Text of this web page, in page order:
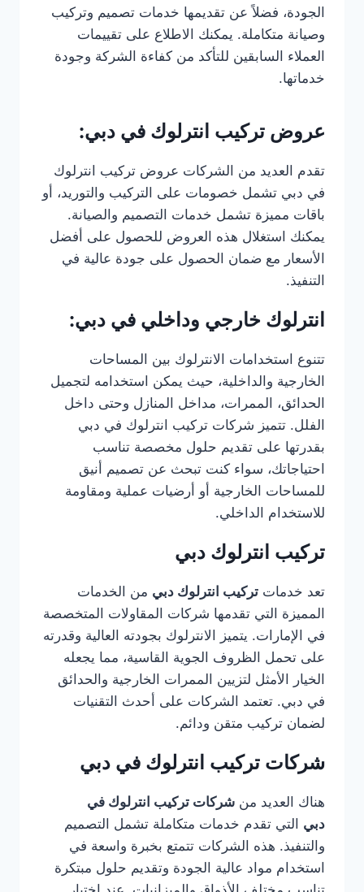
الجودة، فضلاً عن تقديمها خدمات تصميم وتركيب
وصيانة متكاملة. يمكنك الاطلاع على تقييمات
العملاء السابقين للتأكد من كفاءة الشركة وجودة
خدماتها.
عروض تركيب انترلوك في دبي:
تقدم العديد من الشركات عروض تركيب انترلوك
في دبي تشمل خصومات على التركيب والتوريد، أو
باقات مميزة تشمل خدمات التصميم والصيانة.
يمكنك استغلال هذه العروض للحصول على أفضل
الأسعار مع ضمان الحصول على جودة عالية في
التنفيذ.
انترلوك خارجي وداخلي في دبي:
تتنوع استخدامات الانترلوك بين المساحات
الخارجية والداخلية، حيث يمكن استخدامه لتجميل
الحدائق، الممرات، مداخل المنازل وحتى داخل
الفلل. تتميز شركات تركيب انترلوك في دبي
بقدرتها على تقديم حلول مخصصة تناسب
احتياجاتك، سواء كنت تبحث عن تصميم أنيق
للمساحات الخارجية أو أرضيات عملية ومقاومة
للاستخدام الداخلي.
تركيب انترلوك دبي
تعد خدمات تركيب انترلوك دبي من الخدمات
المميزة التي تقدمها شركات المقاولات المتخصصة
في الإمارات. يتميز الانترلوك بجودته العالية وقدرته
على تحمل الظروف الجوية القاسية، مما يجعله
الخيار الأمثل لتزيين الممرات الخارجية والحدائق
في دبي. تعتمد الشركات على أحدث التقنيات
لضمان تركيب متقن ودائم.
شركات تركيب انترلوك في دبي
هناك العديد من شركات تركيب انترلوك في
دبي التي تقدم خدمات متكاملة تشمل التصميم
والتنفيذ. هذه الشركات تتمتع بخبرة واسعة في
استخدام مواد عالية الجودة وتقديم حلول مبتكرة